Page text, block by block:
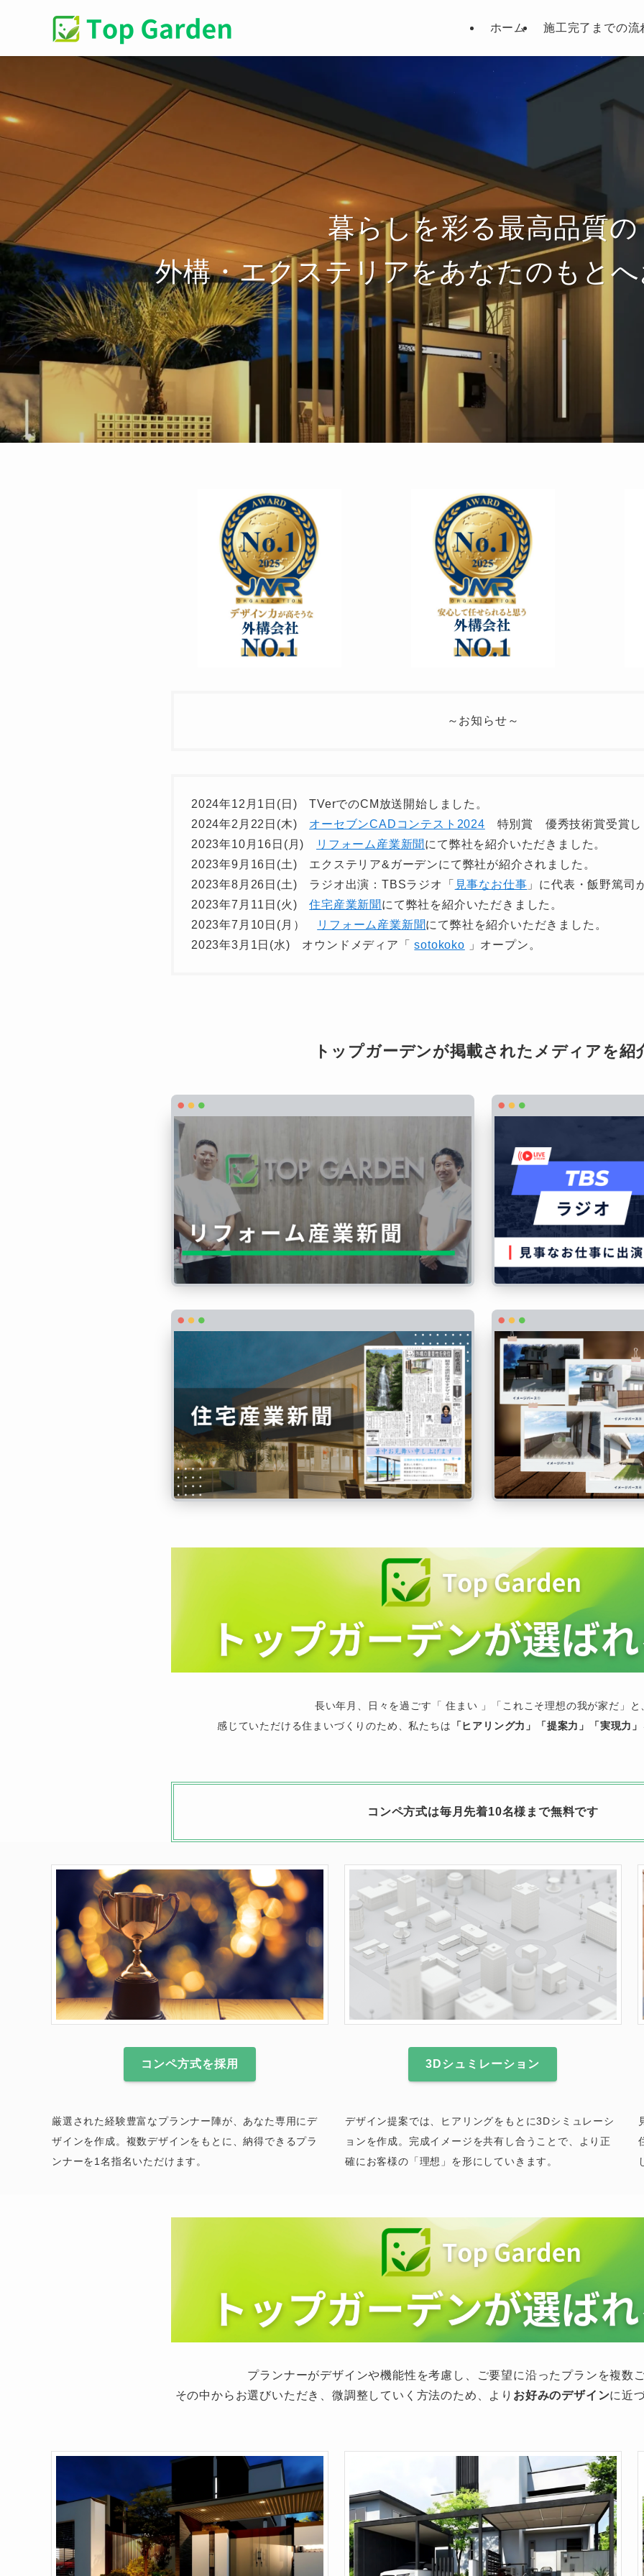
ホーム 施工完了までの流
暮らしを彩る最高品質の
外構・エクステリアをあなたのもと
～お知らせ～
2024年12月1日(日) TVerでのCM放送開始しました。
2024年2月22日(木) オーセブンCADコンテスト2024 特別賞 優秀技術賞受賞し
2023年10月16日(月)
リフォーム産業新聞 にて弊社を紹介いただきました。
2023年9月16日(土) エクステリア&ガーデンにて弊社が紹介されました。
2023年8月26日(土) ラジオ出演：TBSラジオ「 見事なお仕事 」に代表・飯野篤司
2023年7月11日(火)住宅産業新聞 にて弊社を紹介いただきました。
2023年7月10日(月）
リフォーム産業新聞にて弊社を紹介いただきました。
2023年3月1日(水) オウンドメディア「sotokoko 」オープン。
トップガーデンが掲載されたメディアを紹
長い年月、日々を過ごす「 住まい 」「これこそ理想の我が家だ」と
感じていただける住まいづくりのため、私たちは 「ヒアリング力」「提案力」「実現力」
コンペ方式は毎月先着10名様まで無料です
コンペ方式を採用 3Dシュミレーション
厳選された経験豊富なプランナー陣が、あなた専用にデ
ザインを作成。複数デザインをもとに、納得できるプラ
ンナーを1名指名いただけます。
デザイン提案では、ヒアリングをもとに3Dシミュレーシ
ョンを作成。完成イメージを共有し合うことで、より正
確にお客様の「理想」を形にしていきます。
プランナーがデザインや機能性を考慮し、ご要望に沿ったプランを複数
その中からお選びいただき、微調整していく方法のため、より お好みのデザインに近